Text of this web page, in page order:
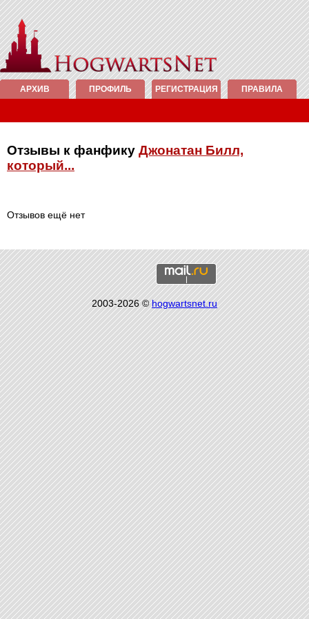
АРХИВ ПРОФИЛЬ РЕГИСТРАЦИЯ ПРАВИЛА
Отзывы к фанфику Джонатан Билл,
который...
Отзывов ещё нет
2003-2026 ©hogwartsnet.ru